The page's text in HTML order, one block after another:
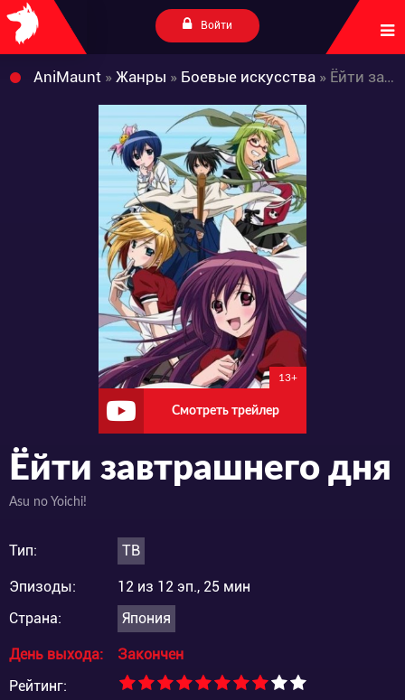
Войти
AniMaunt » Жанры » Боевые искусства » Ёйти завтрашнего дня
13+
Смотреть трейлер
Ёйти завтрашнего дня
Asu no Yoichi!
Тип: ТВ
Эпизоды:
12 из 12 эп., 25 мин
Страна:
Япония
День выхода:
Закончен
Рейтинг: